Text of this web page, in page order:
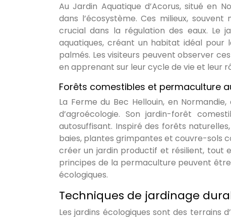
Au Jardin Aquatique d’Acorus, situé en
dans l’écosystème. Ces milieux,
crucial dans la régulation des eaux. Le
aquatiques, créant un habitat idéal pour
palmés. Les visiteurs peuvent observer
en apprenant sur leur cycle de vie et leur
Forêts comestibles et permaculture
La Ferme du Bec Hellouin, en
d’agroécologie. Son jardin-forêt
autosuffisant. Inspiré des forêts
baies, plantes grimpantes et couvre-sols
créer un jardin productif et résilient, tout
principes de la permaculture peuvent
écologiques.
Techniques de jardinage
Les jardins écologiques sont des terrains